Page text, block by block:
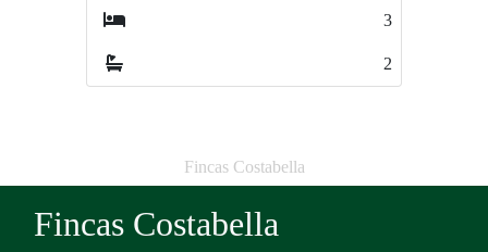
Fincas Costabella
Fincas Costabella